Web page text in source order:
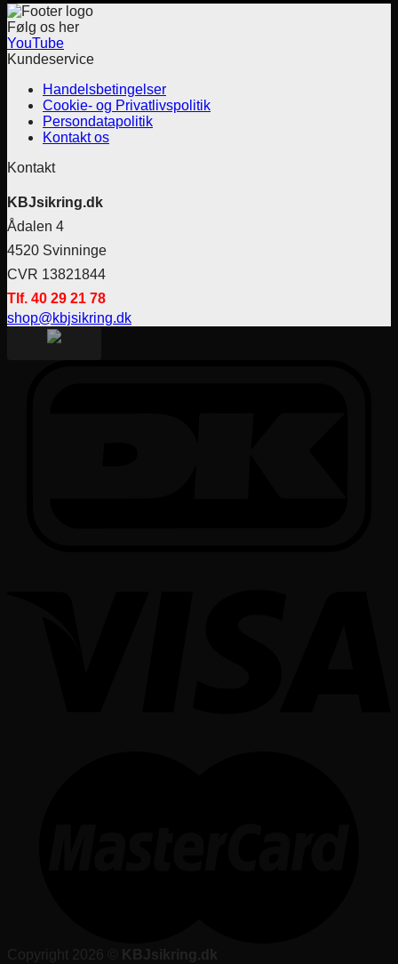
Følg os her
YouTube
Kundeservice
Handelsbetingelser
Cookie- og Privatlivspolitik
Persondatapolitik
Kontakt os
Kontakt
KBJsikring.dk
Ådalen 4
4520 Svinninge
CVR 13821844
Tlf. 40 29 21 78
shop@kbjsikring.dk
Copyright 2026 ©
KBJsikring.dk